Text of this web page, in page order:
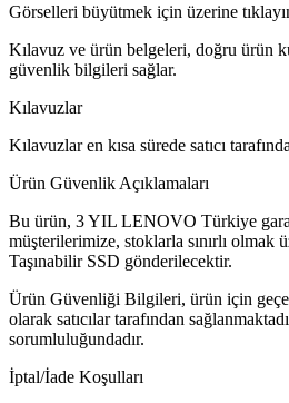
Görselleri büyütmek için üzerine
Kılavuz ve ürün belgeleri, doğru ürün
güvenlik bilgileri sağlar.
Kılavuzlar
Kılavuzlar en kısa sürede satıcı
Ürün Güvenlik Açıklamaları
Bu ürün, 3 YIL LENOVO Türkiye
müşterilerimize, stoklarla sınırlı olmak
Taşınabilir SSD gönderilecektir.
Ürün Güvenliği Bilgileri, ürün için
olarak satıcılar tarafından
sorumluluğundadır.
İptal/İade Koşulları